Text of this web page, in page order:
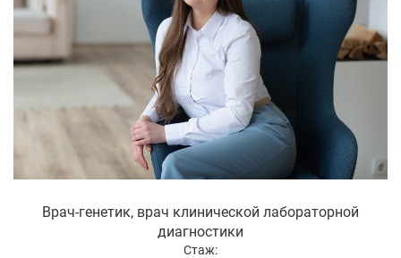
Врач-генетик, врач клинической лабораторной
диагностики
Стаж: